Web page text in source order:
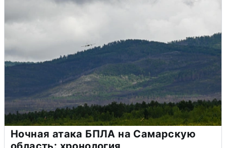
Ночная атака БПЛА на Самарскую